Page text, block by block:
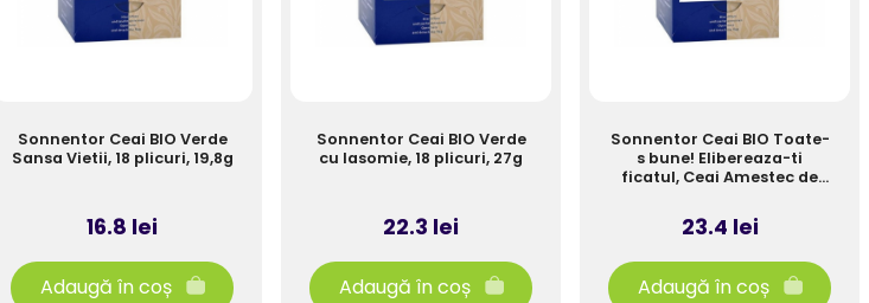
Sonnentor Ceai BIO Verde
Sansa Vietii, 18 plicuri, 19,8g
16.8 lei
Adaugă în coș
Sonnentor Ceai BIO Verde
cu Iasomie, 18 plicuri, 27g
22.3 lei
Adaugă în coș
Sonnentor Ceai BIO Toate-
s bune! Elibereaza-ti
ficatul, Ceai Amestec de
23.4 lei
Adaugă în coș